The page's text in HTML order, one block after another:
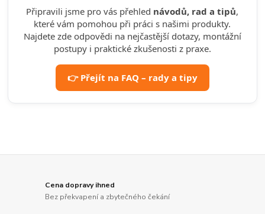
Připravili jsme pro vás přehled návodů, rad a tipů,
které vám pomohou při práci s našimi produkty.
Najdete zde odpovědi na nejčastější dotazy, montážní
postupy i praktické zkušenosti z praxe.
👉 Přejít na FAQ – rady a tipy
Cena dopravy ihned
Bez překvapení a zbytečného čekání